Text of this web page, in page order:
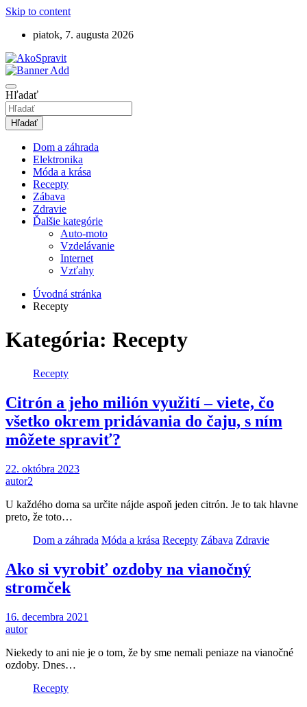
Skip to content
piatok, 7. augusta 2026
AkoSpravit.sk
Hľadať
Hľadať
Dom a záhrada
Elektronika
Móda a krása
Recepty
Zábava
Zdravie
Ďalšie kategórie
Auto-moto
Vzdelávanie
Internet
Vzťahy
Úvodná stránka
Recepty
Kategória: Recepty
Recepty
Citrón a jeho milión využití – viete, čo
všetko okrem pridávania do čaju, s ním
môžete spraviť?
22. októbra 2023
autor2
U každého doma sa určite nájde aspoň jeden citrón. Je to tak hlavne
preto, že toto…
Dom a záhrada Móda a krása Recepty Zábava Zdravie
Ako si vyrobiť ozdoby na vianočný
stromček
16. decembra 2021
autor
Niekedy to ani nie je o tom, že by sme nemali peniaze na vianočné
ozdoby. Dnes…
Recepty